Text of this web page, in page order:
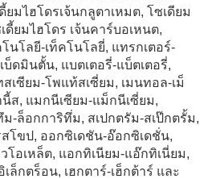
ยมไฮโดรเจ้นกลูตาเหมต, โซเดียม
ดี้ยมไฮโดร เจ้นคาร์บอเหนต,
นโลยี-เท็คโนโลยี่, แทรกเตอร์-
ดมินตั้น, แบตเตอรี่-แบ็ตเตอรี่,
เซียม-โพแท้สเซี่ยม, เมนทอล-เม็
ส, แมกนีเซียม-แม็กนีเซี่ยม,
-ล็อกการิทึ่ม, สเปกตรัม-สเป๊กตรั้ม,
โขป, ออกซิเดชัน-อ๊อกซิเดชั่น,
โอเหล็ต, แอกทิเนียม-แอ๊กทิเนี่ยม,
ล็กตร็อน, เฮกตาร์-เฮ็กต้าร์ และ